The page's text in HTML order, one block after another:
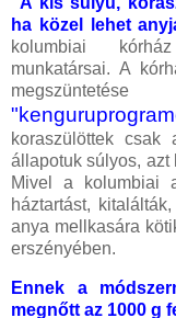
ha közel lehet
kolumbiai
munkatársai. A
koraszülöttek csak
állapotuk súlyos, azt
Mivel a kolumbiai
háztartást,
anya mellkasára
erszényében.
Ennek a
megnőtt az 1000 g